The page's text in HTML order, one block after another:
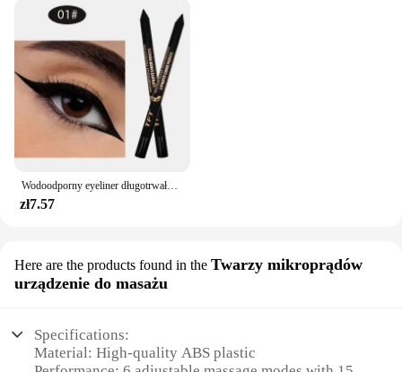
Wodoodporny eyeliner długotrwały ołówek kolorowy pigment niebieski czarny biały kolor żelowy eyeliner w pisaku makijaż oczu kosmetyki kosmetyczne
zł7.57
Here are the products found in the Twarzy mikroprądów
urządzenie do masażu
Specifications:
Material: High-quality ABS plastic